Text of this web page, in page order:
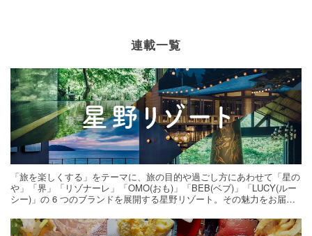
連載一覧
「旅を楽しくする」をテーマに、旅の目的や過ごし方にあわせて「星の
や」「界」「リゾナーレ」「OMO(おも)」「BEB(ベブ)」「LUCY(ルー
シー)」の 6 つのブランドを展開する星野リゾート。その魅力をお届け